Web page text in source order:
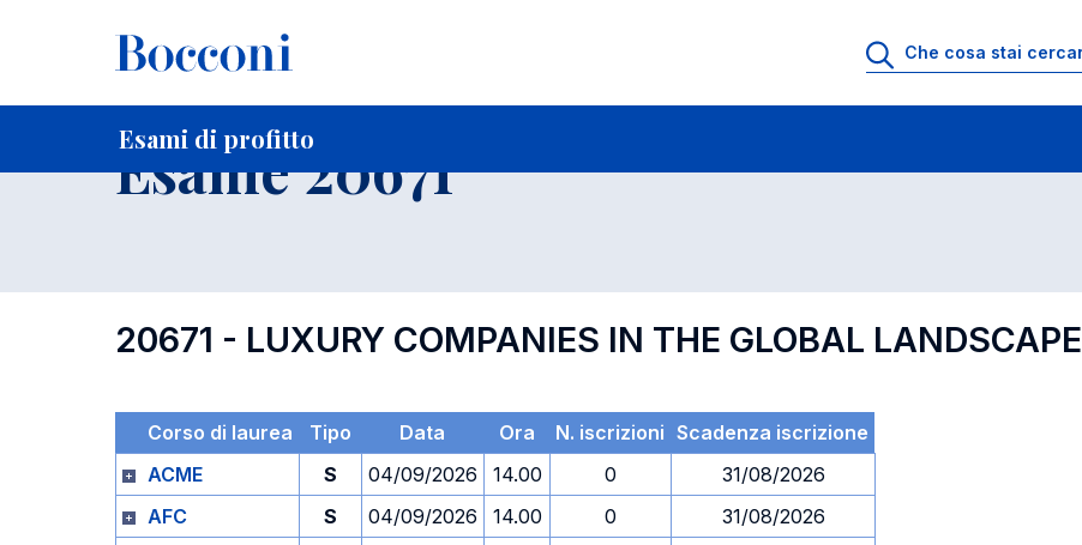
Esami di profitto
Home Per studenti iscritti
Esame 20671
20671 - LUXURY COMPANIES IN THE GLOBAL LANDSCAPE
Corso di laurea Tipo Data Ora N. iscrizioni Scadenza iscrizione
ACME
S 04/09/2026 14.00 0
31/08/2026
AFC
S 04/09/2026 14.00 0
31/08/2026